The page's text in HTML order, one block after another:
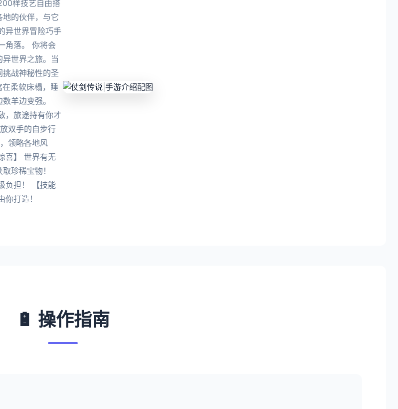
样技艺自由搭
的伙伴，与它
异世界冒险巧手
角落。 你将会
世界之旅。当
挑战神秘性的圣
柔软床榻，睡
羊边变强。
，旅途持有你才
双手的自步行
领略各地风
喜】 世界有无
珍稀宝物！
负担！ 【技能
打造！
🔋 操作指南